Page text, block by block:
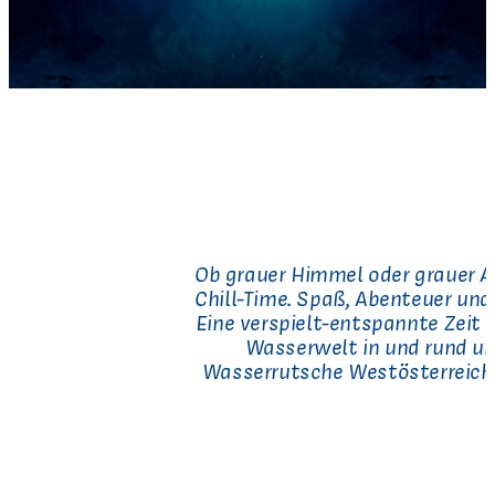
Ob grauer Himmel oder grauer
Chill-Time. Spaß, Abenteuer
Eine verspielt-entspannte Zeit
Wasserwelt in und rund
Wasserrutsche